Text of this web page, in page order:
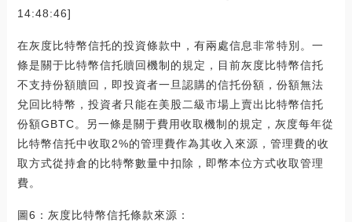
14:48:46]
在灰度比特幣信托的投資條款中，有兩處信息非常特別。一
條是關于比特幣信托贖回機制的規定，目前灰度比特幣信托
不支持份額贖回，即投資者一旦認購的信托份額，份額無法
兌回比特幣，投資者只能在美股二級市場上賣出比特幣信托
份額GBTC。另一條是關于費用收取機制的規定，灰度每年從
比特幣信托中收取2%的管理費作為其收入來源，管理費的收
取方式從持倉的比特幣數量中扣除，即幣本位方式收取管理
費。
圖6：灰度比特幣信托條款來源：